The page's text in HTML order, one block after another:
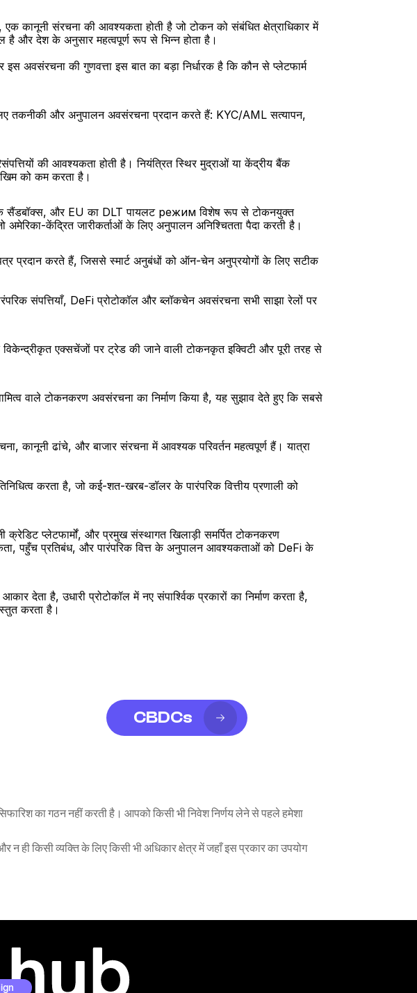
एक कानूनी संरचना की आवश्यकता होती है जो टोकन को संबंधित क्षेत्राधिकार में
है और देश के अनुसार महत्वपूर्ण रूप से भिन्न होता है।
की गुणवत्ता इस बात का बड़ा निर्धारक है कि कौन से प्लेटफार्म
और अनुपालन अवसंरचना प्रदान करते हैं: KYC/AML सत्यापन,
की आवश्यकता होती है। नियंत्रित स्थिर मुद्राओं या केंद्रीय बैंक
को कम करता है।
सैंडबॉक्स, और EU का DLT पायलट режим विशेष रूप से टोकनयुक्त
केंद्रित जारीकर्ताओं के लिए अनुपालन अनिश्चितता पैदा करती है।
प्रदान करते हैं, जिससे स्मार्ट अनुबंधों को ऑन-चेन अनुप्रयोगों के लिए सटीक
संपत्तियाँ, DeFi प्रोटोकॉल और ब्लॉकचेन अवसंरचना सभी साझा रेलों पर
एक्सचेंजों पर ट्रेड की जाने वाली टोकनकृत इक्विटी और पूरी तरह से
वाले टोकनकरण अवसंरचना का निर्माण किया है, यह सुझाव देते हुए कि सबसे
कानूनी ढांचे, और बाजार संरचना में आवश्यक परिवर्तन महत्वपूर्ण हैं। यात्रा
करता है, जो कई-शत-खरब-डॉलर के पारंपरिक वित्तीय प्रणाली को
प्लेटफार्मों, और प्रमुख संस्थागत खिलाड़ी समर्पित टोकनकरण
पहुँच प्रतिबंध, और पारंपरिक वित्त के अनुपालन आवश्यकताओं को DeFi के
देता है, उधारी प्रोटोकॉल में नए संपार्श्विक प्रकारों का निर्माण करता है,
करता है।
CBDCs
का गठन नहीं करती है। आपको किसी भी निवेश निर्णय लेने से पहले हमेशा
ही किसी व्यक्ति के लिए किसी भी अधिकार क्षेत्र में जहाँ इस प्रकार का उपयोग